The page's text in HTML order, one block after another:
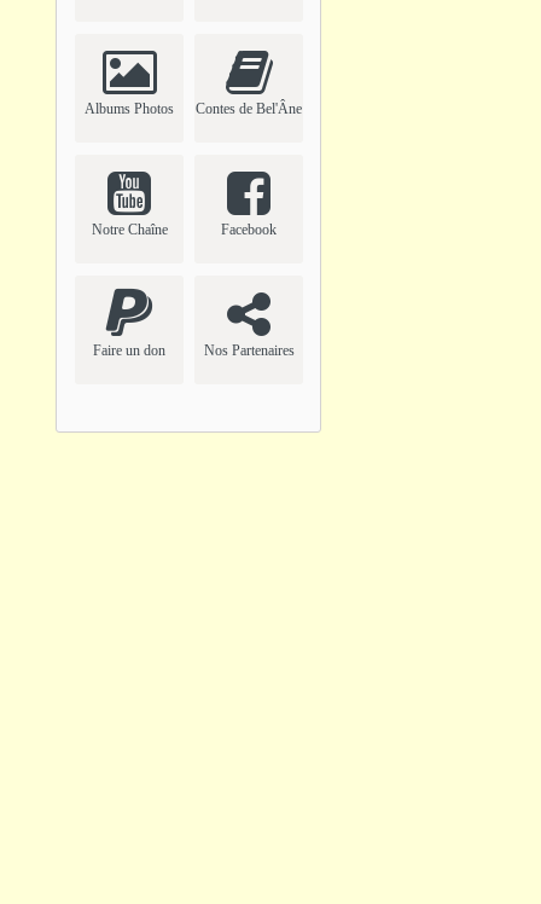
Albums Photos Contes de Bel'Âne
Notre Chaîne Facebook
Faire un don Nos Partenaires